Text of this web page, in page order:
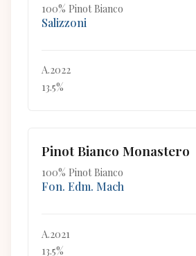
100% Pinot Bianco
Salizzoni
A.2022
13.5%
Pinot Bianco Monastero
100% Pinot Bianco
Fon. Edm. Mach
A.2021
13.5%